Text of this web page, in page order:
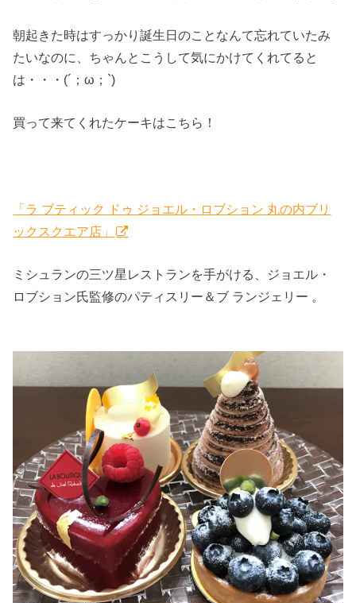
朝起きた時はすっかり誕生日のことなんて忘れていたみ
たいなのに、ちゃんとこうして気にかけてくれてると
は・・・(´；ω；`)
買って来てくれたケーキはこちら！
「ラ ブティック ドゥ ジョエル・ロブション 丸の内ブリ
ックスクエア店」
ミシュランの三ツ星レストランを手がける、ジョエル・
ロブション氏監修のパティスリー＆ブ ランジェリー 。